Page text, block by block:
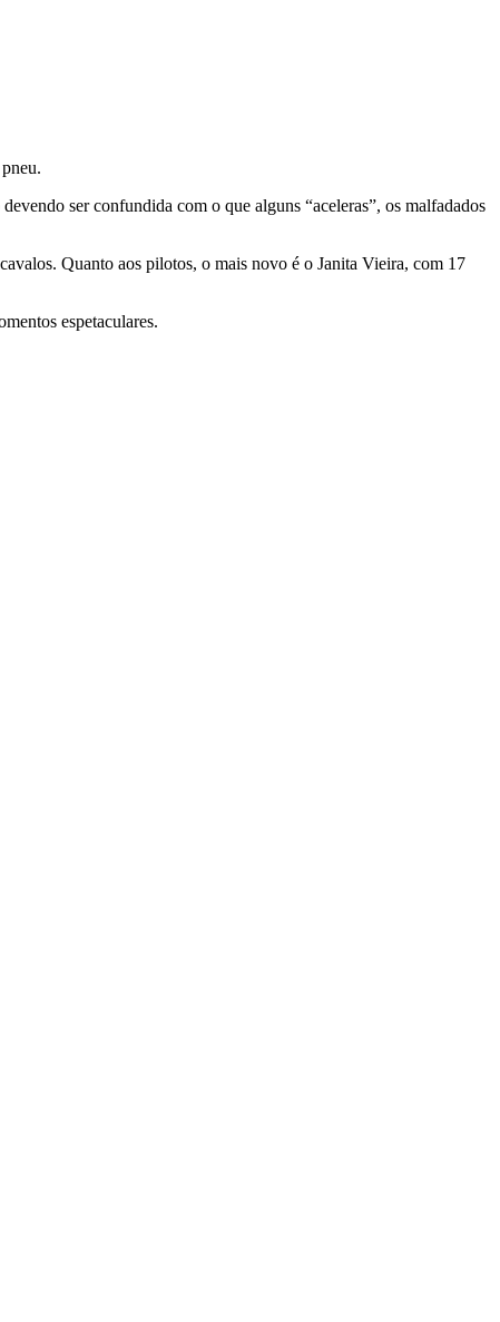
ser confundida com o que alguns “aceleras”, os malfadados
Quanto aos pilotos, o mais novo é o Janita Vieira, com 17
espetaculares.